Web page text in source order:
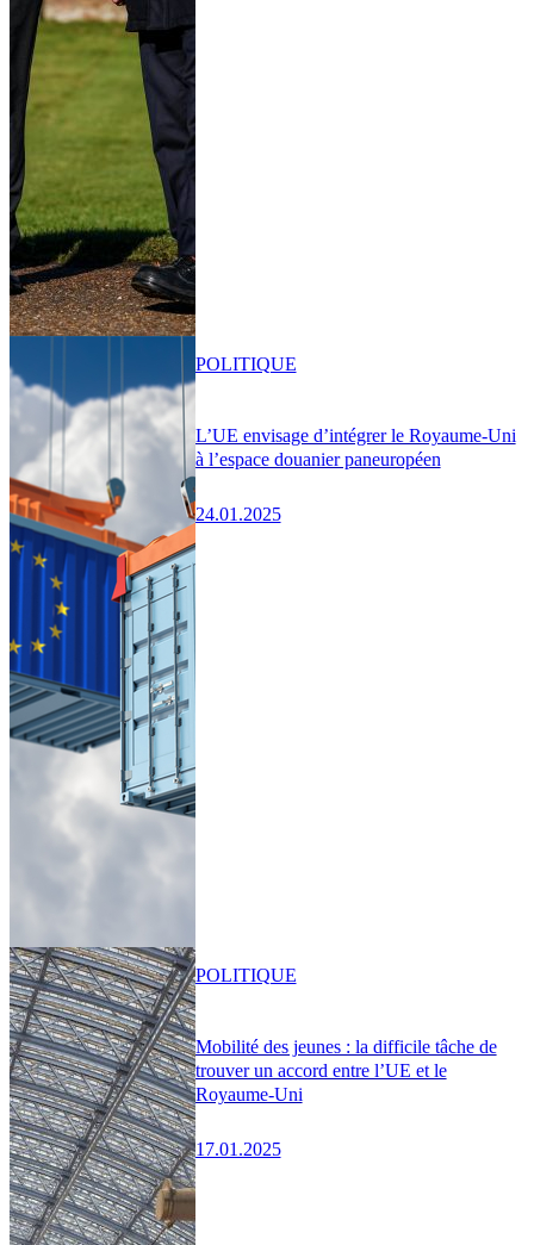
L’UE envisage d’intégrer le Royaume-Uni
à l’espace douanier paneuropéen
24.01.2025
POLITIQUE
Mobilité des jeunes : la difficile tâche de
trouver un accord entre l’UE et le
Royaume-Uni
17.01.2025
POLITIQUE